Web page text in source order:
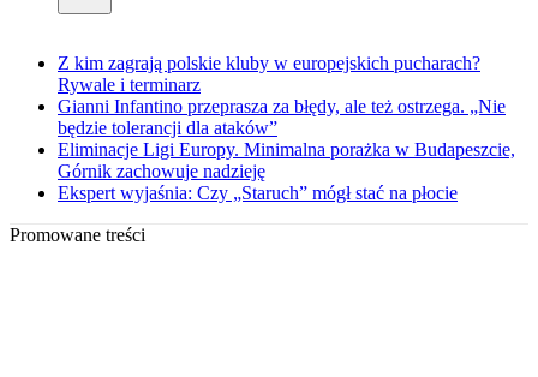
Z kim zagrają polskie kluby w europejskich pucharach?
Rywale i terminarz
Gianni Infantino przeprasza za błędy, ale też ostrzega. „Nie
będzie tolerancji dla ataków”
Eliminacje Ligi Europy. Minimalna porażka w Budapeszcie,
Górnik zachowuje nadzieję
Ekspert wyjaśnia: Czy „Staruch” mógł stać na płocie
Promowane treści